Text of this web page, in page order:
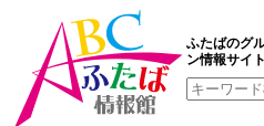
ふたばのグ
ン情報サイト